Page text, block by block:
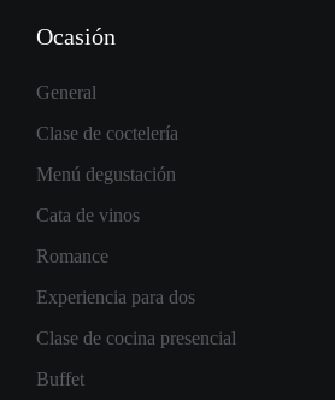
Ocasión
General
Clase de coctelería
Menú degustación
Cata de vinos
Romance
Experiencia para dos
Clase de cocina presencial
Buffet